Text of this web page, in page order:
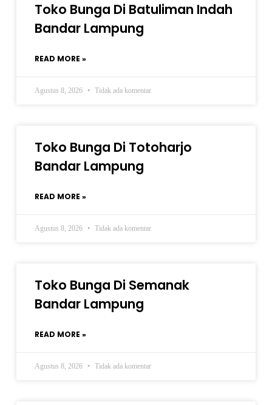
Toko Bunga Di Batuliman Indah
Bandar Lampung
READ MORE »
Agustus 8, 2026 Tidak ada komentar
Toko Bunga Di Totoharjo
Bandar Lampung
READ MORE »
Agustus 8, 2026 Tidak ada komentar
Toko Bunga Di Semanak
Bandar Lampung
READ MORE »
Agustus 8, 2026 Tidak ada komentar